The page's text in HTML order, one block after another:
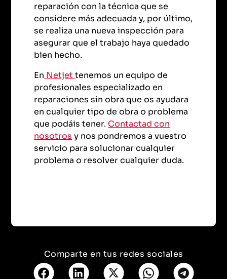
reparación con la técnica que se
considere más adecuada y, por último,
se realiza una nueva inspección para
asegurar que el trabajo haya quedado
bien hecho.
En Netjet tenemos un equipo de
profesionales especializado en
reparaciones sin obra que os ayudara
en cualquier tipo de obra o problema
que podáis tener. Contactad con
nosotros y nos pondremos a vuestro
servicio para solucionar cualquier
problema o resolver cualquier duda.
Comparte en tus redes sociales